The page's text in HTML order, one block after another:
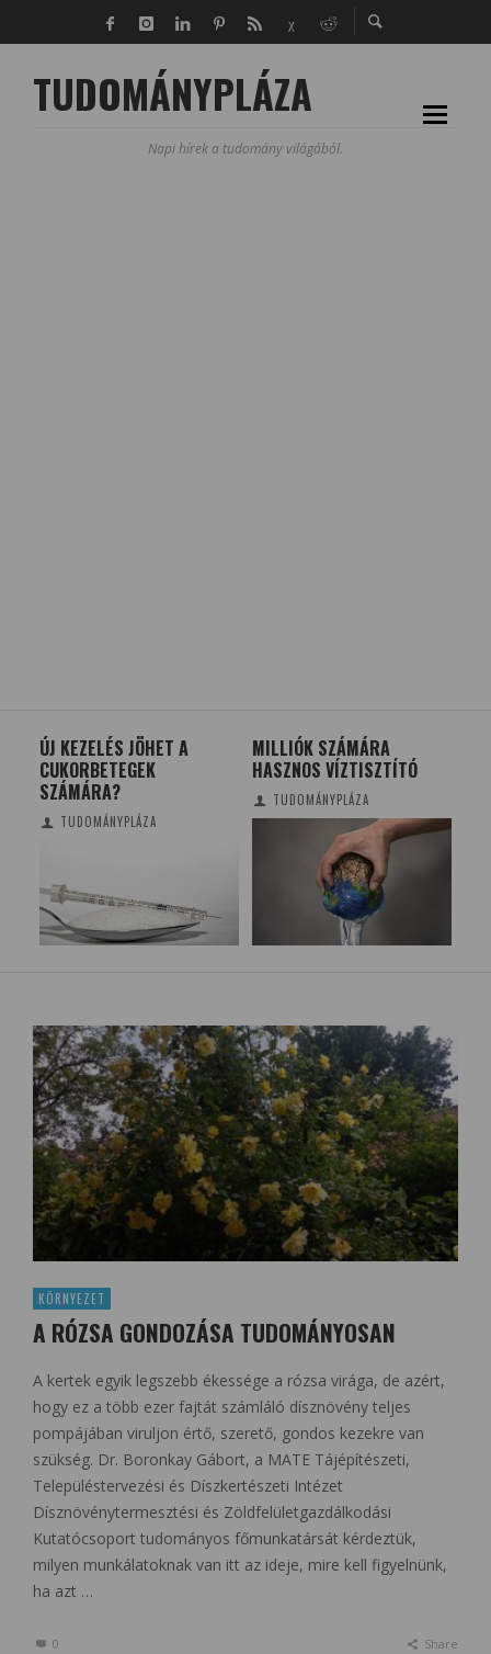
TUDOMÁNYPLÁZA
Napi hírek a tudomány világából.
ÚJ KEZELÉS JÖHET A
CUKORBETEGEK
SZÁMÁRA?
TUDOMÁNYPLÁZA
MILLIÓK SZÁMÁRA
HASZNOS VÍZTISZTÍTÓ
TUDOMÁNYPLÁZA
KÖRNYEZET
A RÓZSA GONDOZÁSA TUDOMÁNYOSAN
A kertek egyik legszebb ékessége a rózsa virága, de azért,
hogy ez a több ezer fajtát számláló dísznövény teljes
pompájában viruljon értő, szerető, gondos kezekre van
szükség. Dr. Boronkay Gábort, a MATE Tájépítészeti,
Településtervezési és Díszkertészeti Intézet
Dísznövénytermesztési és Zöldfelületgazdálkodási
Kutatócsoport tudományos főmunkatársát kérdeztük,
milyen munkálatoknak van itt az ideje, mire kell figyelnünk,
ha azt …
0 Share